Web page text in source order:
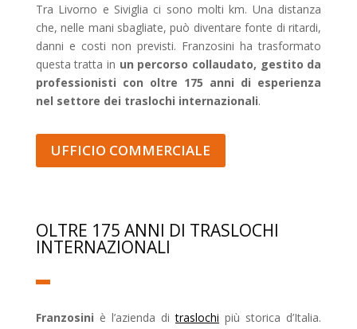
Tra Livorno e Siviglia ci sono molti km. Una distanza
che, nelle mani sbagliate, può diventare fonte di ritardi,
danni e costi non previsti. Franzosini ha trasformato
questa tratta in un percorso collaudato, gestito da
professionisti con oltre 175 anni di esperienza
nel settore dei traslochi internazionali.
UFFICIO COMMERCIALE
OLTRE 175 ANNI DI TRASLOCHI
INTERNAZIONALI
Franzosini è l’azienda ditraslochi più storica d’Italia.